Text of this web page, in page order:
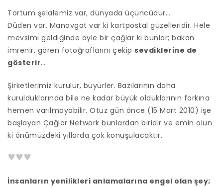
Tortum şelalemiz var, dünyada üçüncüdür…
Düden var, Manavgat var ki kartpostal güzelleridir. Hele
mevsimi geldiğinde öyle bir çağlar ki bunlar; bakan
imrenir, gören fotoğraflarını çekip sevdiklerine de
gösterir…
Şirketlerimiz kurulur, büyürler. Bazılarının daha
kurulduklarında bile ne kadar büyük olduklarının farkına
hemen varılmayabilir. Otuz gün önce (15 Mart 2010) işe
başlayan Çağlar Network bunlardan biridir ve emin olun
ki önümüzdeki yıllarda çok konuşulacaktır.
İnsanların yenilikleri anlamalarına engel olan şey;